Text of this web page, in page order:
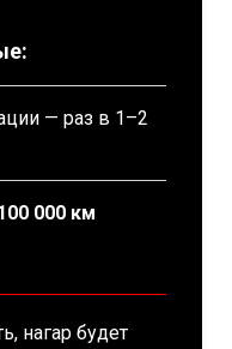
— раз в 1–2
000 км
нагар будет